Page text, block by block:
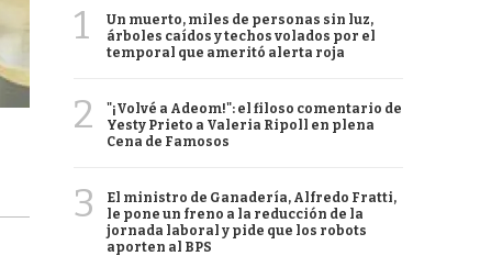
1
Un muerto, miles de personas sin luz,
árboles caídos y techos volados por el
temporal que ameritó alerta roja
2
"¡Volvé a Adeom!": el filoso comentario de
Yesty Prieto a Valeria Ripoll en plena
Cena de Famosos
3
El ministro de Ganadería, Alfredo Fratti,
le pone un freno a la reducción de la
jornada laboral y pide que los robots
aporten al BPS